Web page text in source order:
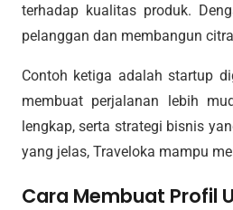
terhadap kualitas produk.
pelanggan dan membangun
Contoh ketiga adalah startup
membuat perjalanan lebih
lengkap, serta strategi bisnis
yang jelas, Traveloka mampu
Cara Membuat Profil